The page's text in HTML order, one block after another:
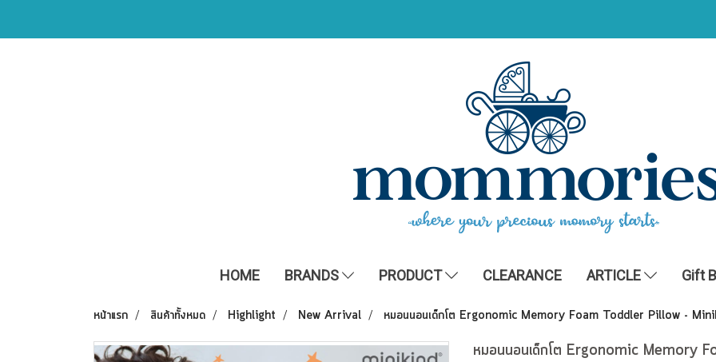
HOME BRANDS PRODUCT CLEARANCE ARTICLE Gift
หน้าแรก สินค้าทั้งหมด Highlight New Arrival หมอนนอนเด็กโต Ergonomic Memory Foam Toddler Pillow -
หมอนนอนเด็กโต Ergonomic Memory